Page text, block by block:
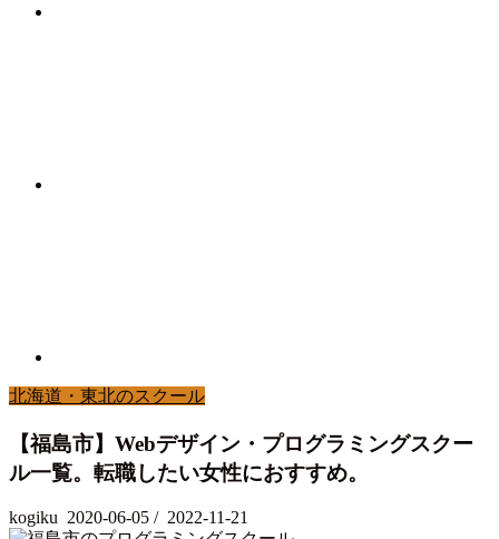
北海道・東北のスクール
【福島市】Webデザイン・プログラミングスクー
ル一覧。転職したい女性におすすめ。
kogiku 2020-06-05 / 2022-11-21